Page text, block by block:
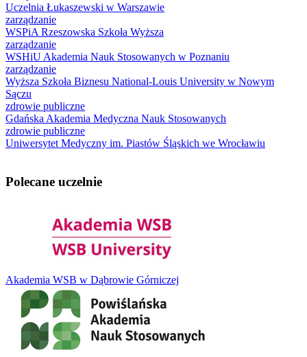
Uczelnia Łukaszewski w Warszawie
zarządzanie
WSPiA Rzeszowska Szkoła Wyższa
zarządzanie
WSHiU Akademia Nauk Stosowanych w Poznaniu
zarządzanie
Wyższa Szkoła Biznesu National-Louis University w Nowym
Sączu
zdrowie publiczne
Gdańska Akademia Medyczna Nauk Stosowanych
zdrowie publiczne
Uniwersytet Medyczny im. Piastów Śląskich we Wrocławiu
Polecane uczelnie
Akademia WSB w Dąbrowie Górniczej